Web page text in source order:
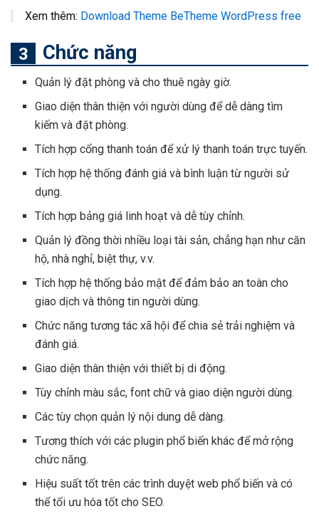
Xem thêm: Download Theme BeTheme WordPress free
Chức năng
Quản lý đặt phòng và cho thuê ngày giờ.
Giao diện thân thiện với người dùng để dễ dàng tìm
kiếm và đặt phòng.
Tích hợp cổng thanh toán để xử lý thanh toán trực tuyến.
Tích hợp hệ thống đánh giá và bình luận từ người sử
dụng.
Tích hợp bảng giá linh hoạt và dễ tùy chỉnh.
Quản lý đồng thời nhiều loại tài sản, chẳng hạn như căn
hộ, nhà nghỉ, biệt thự, v.v.
Tích hợp hệ thống bảo mật để đảm bảo an toàn cho
giao dịch và thông tin người dùng.
Chức năng tương tác xã hội để chia sẻ trải nghiệm và
đánh giá.
Giao diện thân thiện với thiết bị di động.
Tùy chỉnh màu sắc, font chữ và giao diện người dùng.
Các tùy chọn quản lý nội dung dễ dàng.
Tương thích với các plugin phổ biến khác để mở rộng
chức năng.
Hiệu suất tốt trên các trình duyệt web phổ biến và có
thể tối ưu hóa tốt cho SEO.